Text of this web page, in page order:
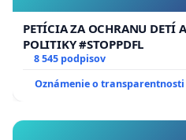
PETÍCIA ZA OCHRANU DETÍ
POLITIKY #STOPPDFL
8 545 podpisov
Oznámenie o transparentnosti